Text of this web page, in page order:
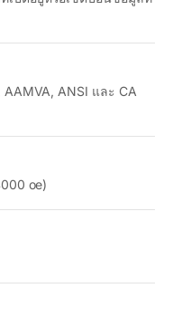
AAMVA, ANSI และ CA
oe)